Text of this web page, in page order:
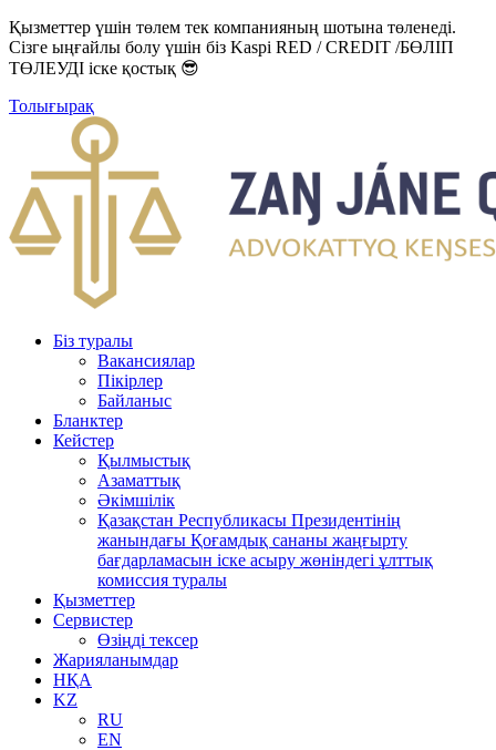
Қызметтер үшін төлем тек компанияның шотына төленеді.
Сізге ыңғайлы болу үшін біз Kaspi RED / CREDIT /БӨЛІП
ТӨЛЕУДІ іске қостық 😎
Толығырақ
Біз туралы
Вакансиялар
Пікірлер
Байланыс
Бланктер
Кейстер
Қылмыстық
Азаматтық
Әкімшілік
Қазақстан Республикасы Президентінің
жанындағы Қоғамдық сананы жаңғырту
бағдарламасын іске асыру жөніндегі ұлттық
комиссия туралы
Қызметтер
Сервистер
Өзіңді тексер
Жарияланымдар
НҚА
KZ
RU
EN